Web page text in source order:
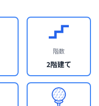
階数
2階建て